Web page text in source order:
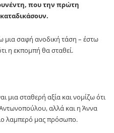
που την πρώτη
μια σαφή ανοδική τάση – έστω
η εκπομπή θα σταθεί.
μια σταθερή αξία και νομίζω ότι
Αντωνοπούλου, αλλά και η Άννα
λαμπερό μας πρόσωπο.